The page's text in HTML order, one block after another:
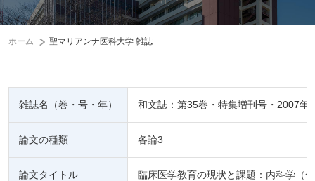
ホーム 聖マリアンナ医科大学 雑誌
雑誌名（巻・号・年） 和文誌：第35巻・特集増刊号・2007年
論文の種類 各論3
論文タイトル 臨床医学教育の現状と課題：内科学（